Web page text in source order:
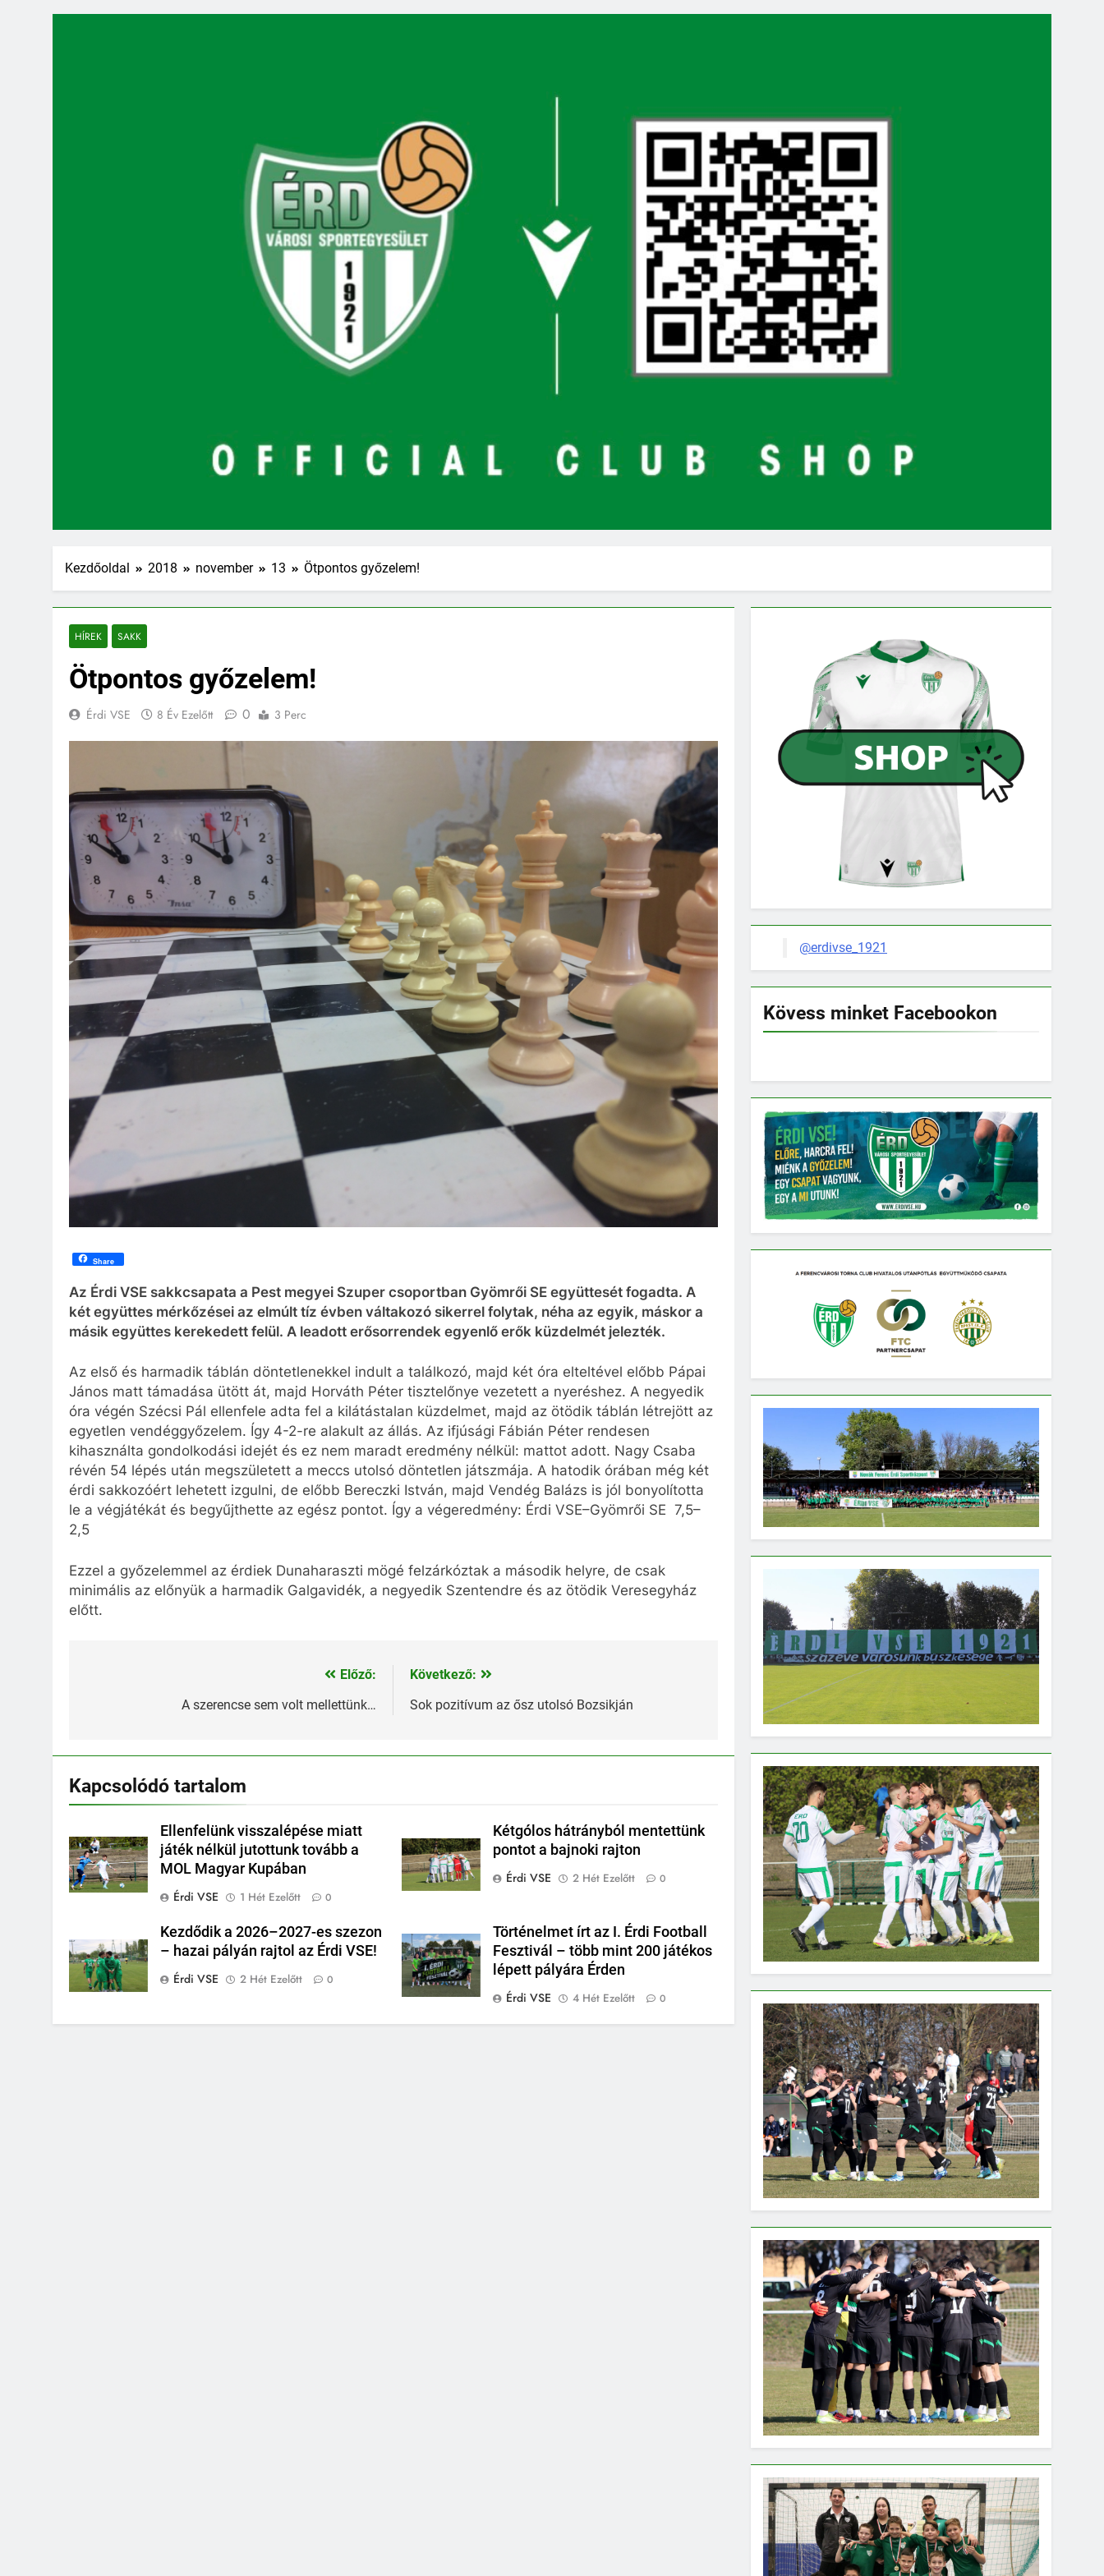
Kezdőoldal 2018 november 13 Ötpontos győzelem!
HÍREK SAKK
Ötpontos győzelem!
Érdi VSE 8 Év Ezelőtt 0 3 Perc
Share
Az Érdi VSE sakkcsapata a Pest megyei Szuper csoportban Gyömrői SE együttesét fogadta. A
két együttes mérkőzései az elmúlt tíz évben váltakozó sikerrel folytak, néha az egyik, máskor a
másik együttes kerekedett felül. A leadott erősorrendek egyenlő erők küzdelmét jelezték.
Az első és harmadik táblán döntetlenekkel indult a találkozó, majd két óra elteltével előbb Pápai
János matt támadása ütött át, majd Horváth Péter tisztelőnye vezetett a nyeréshez. A negyedik
óra végén Szécsi Pál ellenfele adta fel a kilátástalan küzdelmet, majd az ötödik táblán létrejött az
egyetlen vendéggyőzelem. Így 4-2-re alakult az állás. Az ifjúsági Fábián Péter rendesen
kihasználta gondolkodási idejét és ez nem maradt eredmény nélkül: mattot adott. Nagy Csaba
révén 54 lépés után megszületett a meccs utolsó döntetlen játszmája. A hatodik órában még két
érdi sakkozóért lehetett izgulni, de előbb Bereczki István, majd Vendég Balázs is jól bonyolította
le a végjátékát és begyűjthette az egész pontot. Így a végeredmény: Érdi VSE–Gyömrői SE 7,5–
2,5
Ezzel a győzelemmel az érdiek Dunaharaszti mögé felzárkóztak a második helyre, de csak
minimális az előnyük a harmadik Galgavidék, a negyedik Szentendre és az ötödik Veresegyház
előtt.
Előző:
A szerencse sem volt mellettünk…
Következő:
Sok pozitívum az ősz utolsó Bozsikján
Kapcsolódó tartalom
Ellenfelünk visszalépése miatt
játék nélkül jutottunk tovább a
MOL Magyar Kupában
Érdi VSE
1 Hét Ezelőtt 0
Kétgólos hátrányból mentettünk
pontot a bajnoki rajton
Érdi VSE
2 Hét Ezelőtt 0
Kezdődik a 2026–2027-es szezon
– hazai pályán rajtol az Érdi VSE!
Érdi VSE
2 Hét Ezelőtt 0
Történelmet írt az I. Érdi Football
Fesztivál – több mint 200 játékos
lépett pályára Érden
Érdi VSE
4 Hét Ezelőtt 0
@erdivse_1921
Kövess minket Facebookon